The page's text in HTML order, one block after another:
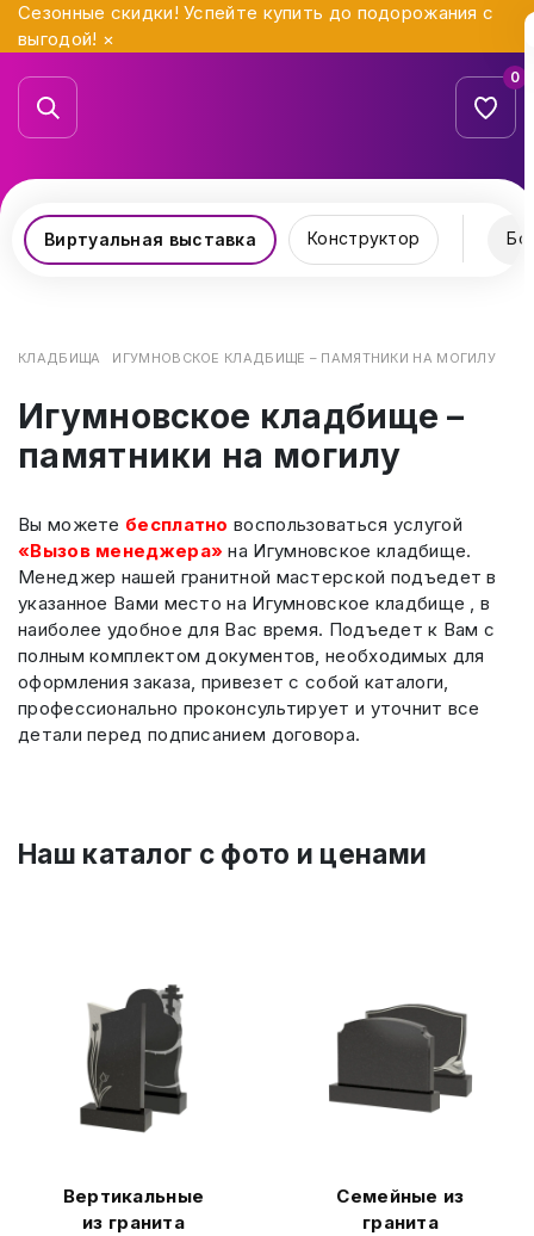
Сезонные скидки! Успейте купить до подорожания с
выгодой! ×
0
Виртуальная выставка Конструктор
КЛАДБИЩА ИГУМНОВСКОЕ КЛАДБИЩЕ – ПАМЯТНИКИ НА МОГИЛУ
Игумновское кладбище –
памятники на могилу
Вы можете бесплатно воспользоваться услугой
«Вызов менеджера» на Игумновское кладбище.
Менеджер нашей гранитной мастерской подъедет в
указанное Вами место на Игумновское кладбище , в
наиболее удобное для Вас время. Подъедет к Вам с
полным комплектом документов, необходимых для
оформления заказа, привезет с собой каталоги,
профессионально проконсультирует и уточнит все
детали перед подписанием договора.
Наш каталог c фото и ценами
Вертикальные
из гранита
Семейные из
гранита